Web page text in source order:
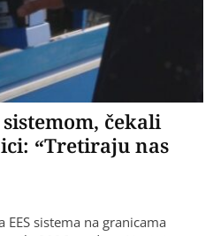
čekali
“Tretiraju nas
sistema na granicama